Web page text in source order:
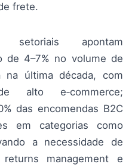
frete.
setoriais apontam
de 4–7% no volume de
na última década, com
alto e‑commerce;
das encomendas B2C
em categorias como
a necessidade de
management e